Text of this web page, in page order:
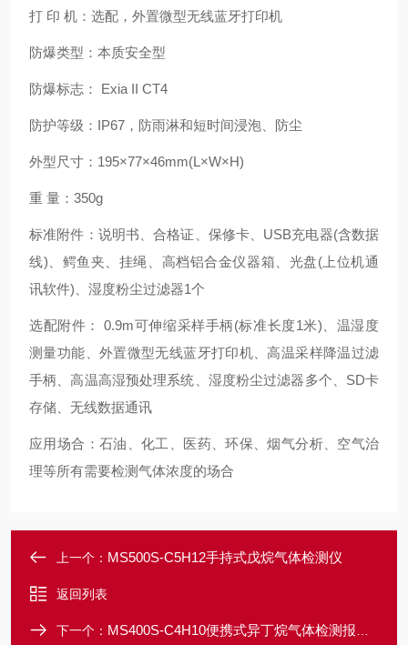
打 印 机：选配，外置微型无线蓝牙打印机
防爆类型：本质安全型
防爆标志： Exia II CT4
防护等级：IP67，防雨淋和短时间浸泡、防尘
外型尺寸：195×77×46mm(L×W×H)
重 量：350g
标准附件：说明书、合格证、保修卡、USB充电器(含数据
线)、鳄鱼夹、挂绳、高档铝合金仪器箱、光盘(上位机通
讯软件)、湿度粉尘过滤器1个
选配附件： 0.9m可伸缩采样手柄(标准长度1米)、温湿度
测量功能、外置微型无线蓝牙打印机、高温采样降温过滤
手柄、高温高湿预处理系统、湿度粉尘过滤器多个、SD卡
存储、无线数据通讯
应用场合：石油、化工、医药、环保、烟气分析、空气治
理等所有需要检测气体浓度的场合
上一个： MS500S-C5H12手持式戊烷气体检测仪
返回列表
下一个： MS400S-C4H10便携式异丁烷气体检测报警仪